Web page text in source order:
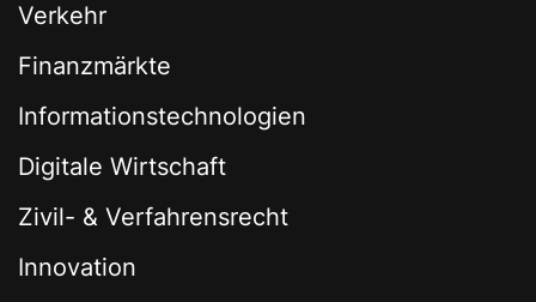
Verkehr
Finanzmärkte
Informationstechnologien
Digitale Wirtschaft
Zivil- & Verfahrensrecht
Innovation